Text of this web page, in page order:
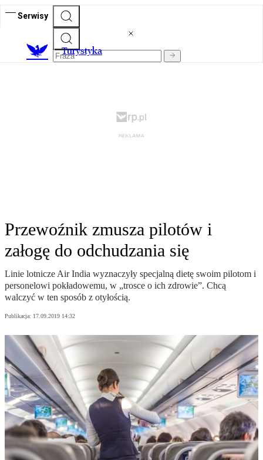
Serwisy
Turystyka
Przewoźnik zmusza pilotów i
załogę do odchudzania się
Linie lotnicze Air India wyznaczyły specjalną dietę swoim pilotom i
personelowi pokładowemu, w „trosce o ich zdrowie”. Chcą
walczyć w ten sposób z otyłością.
Publikacja: 17.09.2019 14:32